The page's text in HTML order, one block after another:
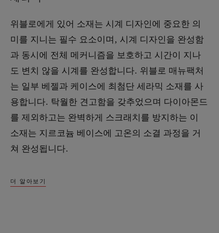
위블로에게 있어 소재는 시계 디자인에 중요한 의
미를 지니는 필수 요소이며, 시계 디자인을 완성함
과 동시에 전체 메커니즘을 보호하고 시간이 지나
도 변치 않을 시계를 완성합니다. 위블로 매뉴팩처
는 일부 베젤과 케이스에 최첨단 세라믹 소재를 사
용합니다. 탁월한 견고함을 갖추었으며 다이아몬드
를 제외하고는 완벽하게 스크래치를 방지하는 이
소재는 지르코늄 베이스에 고온의 소결 과정을 거
쳐 완성됩니다.
더 알아보기